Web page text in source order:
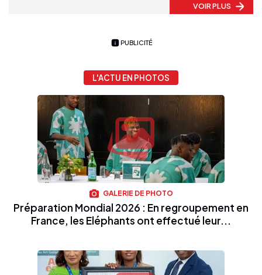
VOIR PLUS
PUBLICITÉ
L'ACTU EN PHOTOS
GALERIE DE PHOTO
Préparation Mondial 2026 : En regroupement en
France, les Eléphants ont effectué leur...